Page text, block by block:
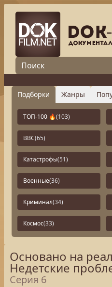
Подборки Жанры
ТОП-100 🔥(103)
BBC(65)
Катастрофы(51)
Военные(36)
Криминал(34)
Космос(33)
Основано на
Недетские
Серия 6